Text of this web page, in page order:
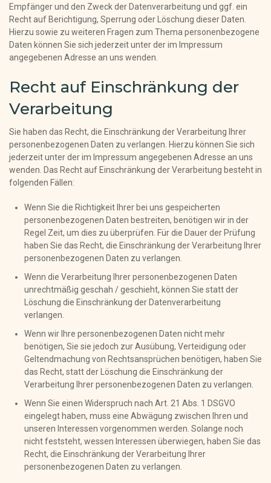
Empfänger und den Zweck der Datenverarbeitung und ggf. ein
Recht auf Berichtigung, Sperrung oder Löschung dieser Daten.
Hierzu sowie zu weiteren Fragen zum Thema personenbezogene
Daten können Sie sich jederzeit unter der im Impressum
angegebenen Adresse an uns wenden.
Recht auf Einschränkung der
Verarbeitung
Sie haben das Recht, die Einschränkung der Verarbeitung Ihrer
personenbezogenen Daten zu verlangen. Hierzu können Sie sich
jederzeit unter der im Impressum angegebenen Adresse an uns
wenden. Das Recht auf Einschränkung der Verarbeitung besteht in
folgenden Fällen:
Wenn Sie die Richtigkeit Ihrer bei uns gespeicherten
personenbezogenen Daten bestreiten, benötigen wir in der
Regel Zeit, um dies zu überprüfen. Für die Dauer der Prüfung
haben Sie das Recht, die Einschränkung der Verarbeitung Ihrer
personenbezogenen Daten zu verlangen.
Wenn die Verarbeitung Ihrer personenbezogenen Daten
unrechtmäßig geschah / geschieht, können Sie statt der
Löschung die Einschränkung der Datenverarbeitung
verlangen.
Wenn wir Ihre personenbezogenen Daten nicht mehr
benötigen, Sie sie jedoch zur Ausübung, Verteidigung oder
Geltendmachung von Rechtsansprüchen benötigen, haben Sie
das Recht, statt der Löschung die Einschränkung der
Verarbeitung Ihrer personenbezogenen Daten zu verlangen.
Wenn Sie einen Widerspruch nach Art. 21 Abs. 1 DSGVO
eingelegt haben, muss eine Abwägung zwischen Ihren und
unseren Interessen vorgenommen werden. Solange noch
nicht feststeht, wessen Interessen überwiegen, haben Sie das
Recht, die Einschränkung der Verarbeitung Ihrer
personenbezogenen Daten zu verlangen.